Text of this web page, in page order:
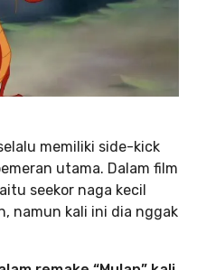
memiliki side-kick
utama. Dalam film
seekor naga kecil
namun kali ini dia nggak